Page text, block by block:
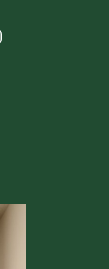
Ottimo cibo.
Questo è Calva."